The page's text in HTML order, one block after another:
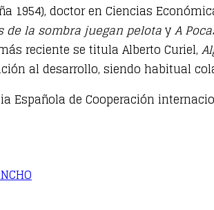
1954), doctor en Ciencias
de la sombra juegan pelotayA
reciente se titula Alberto Curiel,
al desarrollo, siendo habitual
de Cooperación